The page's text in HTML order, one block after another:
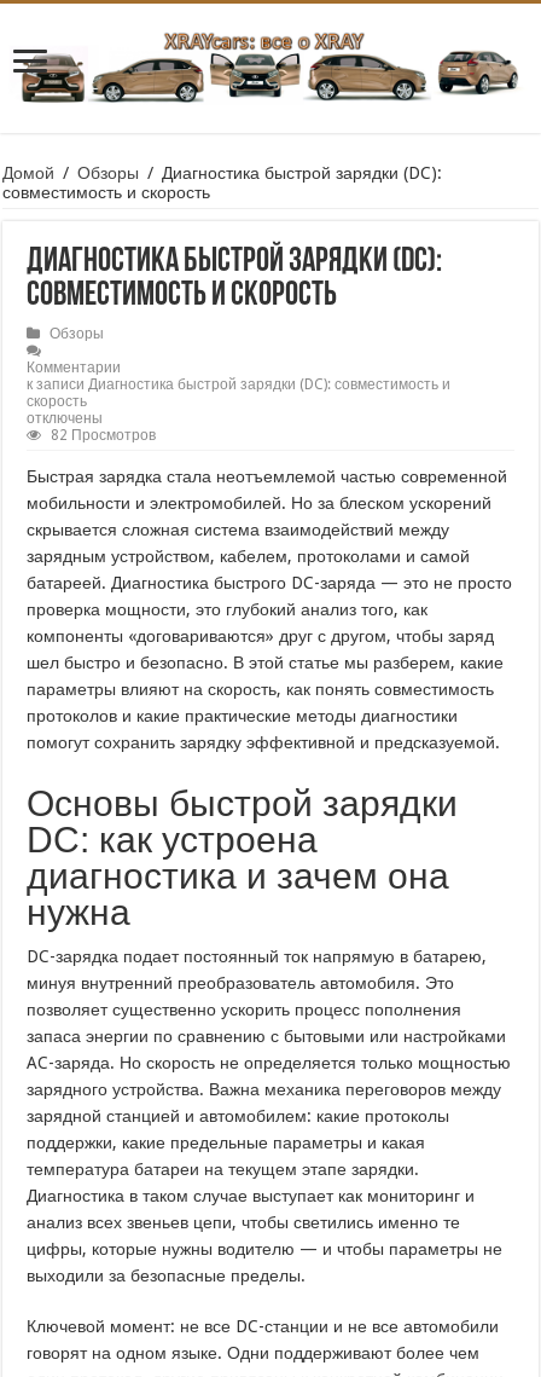
Домой / Обзоры / Диагностика быстрой зарядки (DC):
совместимость и скорость
Диагностика быстрой зарядки (DC):
совместимость и скорость
Обзоры
Комментарии
к записи Диагностика быстрой зарядки (DC): совместимость и
скорость
отключены
82 Просмотров
Быстрая зарядка стала неотъемлемой частью современной
мобильности и электромобилей. Но за блеском ускорений
скрывается сложная система взаимодействий между
зарядным устройством, кабелем, протоколами и самой
батареей. Диагностика быстрого DC-заряда — это не просто
проверка мощности, это глубокий анализ того, как
компоненты «договариваются» друг с другом, чтобы заряд
шел быстро и безопасно. В этой статье мы разберем, какие
параметры влияют на скорость, как понять совместимость
протоколов и какие практические методы диагностики
помогут сохранить зарядку эффективной и предсказуемой.
Основы быстрой зарядки
DC: как устроена
диагностика и зачем она
нужна
DC-зарядка подает постоянный ток напрямую в батарею,
минуя внутренний преобразователь автомобиля. Это
позволяет существенно ускорить процесс пополнения
запаса энергии по сравнению с бытовыми или настройками
AC-заряда. Но скорость не определяется только мощностью
зарядного устройства. Важна механика переговоров между
зарядной станцией и автомобилем: какие протоколы
поддержки, какие предельные параметры и какая
температура батареи на текущем этапе зарядки.
Диагностика в таком случае выступает как мониторинг и
анализ всех звеньев цепи, чтобы светились именно те
цифры, которые нужны водителю — и чтобы параметры не
выходили за безопасные пределы.
Ключевой момент: не все DC-станции и не все автомобили
говорят на одном языке. Одни поддерживают более чем